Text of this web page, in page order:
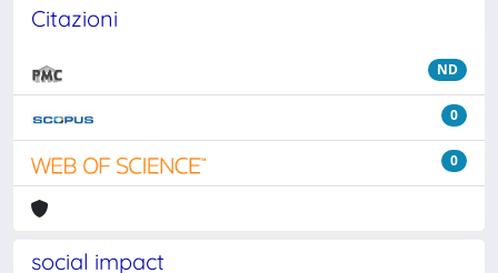
Citazioni
ND
0
0
social impact